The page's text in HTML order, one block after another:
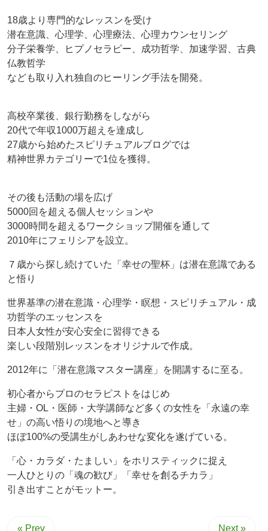
18歳より専門的なレッスンを受け
潜在意識、心理学、心理療法、心理カウンセリング
分子栄養学、ヒプノセラピー、成功哲学、加速学習、古典
仏教哲学
なども取り入れ独自のヒーリング手法を開発。
高校卒業後、銀行勤務をしながら
20代で年収1000万超えを達成し
27歳から始めたスピリチュアルブログでは
精神世界カテゴリーで1位を獲得。
その後も活動の場を広げ
5000回を超える個人セッションや
3000時間を超えるワークショップ開催を通して
2010年にフェリシアを設立。
７歳から探し続けていた「幸せの聖杯」は潜在意識である
と悟り
世界基準の潜在意識・心理学・瞑想・スピリチュアル・成
功哲学のエッセンスを
日本人女性が安心安全に習得できる
楽しい段階別レッスンをオリジナルで作成。
2012年に「潜在意識マスター講座」を開講するに至る。
初心者からプロのセラピストをはじめ
主婦・OL・医師・大学講師など多くの女性を「永遠の幸
せ」の高い悟りの境地へと導き
ほぼ100%の受講生がしあわせな変化を遂げている。
「心・カラダ・たましい」をホリスティックに捉え
一人ひとりの「魂の歓び」「幸せを創るチカラ」
引き出すことがモットー。
« Prev Next »